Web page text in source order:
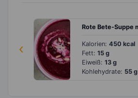
‹ Kalorien: 450 kcal
Fett: 15 g
Eiweiß: 13 g
Kohlehydrate: 55 g